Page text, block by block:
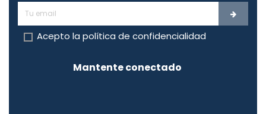
Acepto la política de confidencialidad
Mantente conectado